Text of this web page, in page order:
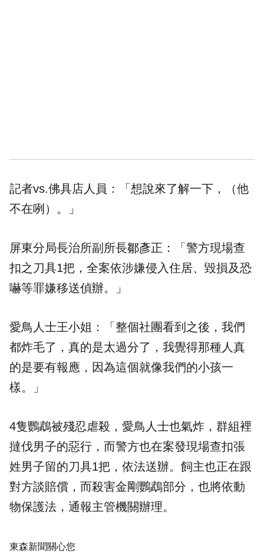
記者vs.佛具店人員：「想說來了解一下，（他
不在咧）。」
屏東分局長治所副所長鄒彥正：「警方現場查
扣之刀具1把，全案依涉嫌侵入住居、毀損及恐
嚇等罪嫌移送偵辦。」
愛鳥人士王小姐：「整個社團看到之後，我們
都炸毛了，真的是太過分了，我覺得那種人真
的是要有報應，因為這個就像我們的小孩一
樣。」
4隻鸚鵡被殘忍虐殺，愛鳥人士也氣炸，群組裡
撻伐男子的惡行，而警方也在案發現場查扣張
姓男子留的刀具1把，依法送辦。飼主也正在跟
對方談賠償，而殺害金剛鸚鵡部分，也將依動
物保護法，通報主管機關辦理。
東森新聞關心您